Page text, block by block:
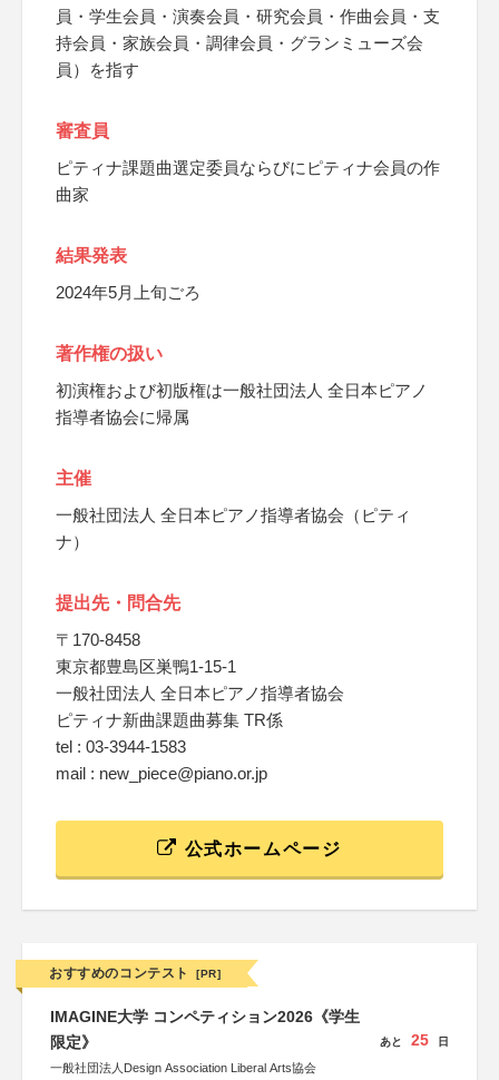
員・学生会員・演奏会員・研究会員・作曲会員・支
持会員・家族会員・調律会員・グランミューズ会
員）を指す
審査員
ピティナ課題曲選定委員ならびにピティナ会員の作
曲家
結果発表
2024年5月上旬ごろ
著作権の扱い
初演権および初版権は一般社団法人 全日本ピアノ
指導者協会に帰属
主催
一般社団法人 全日本ピアノ指導者協会（ピティ
ナ）
提出先・問合先
〒170-8458
東京都豊島区巣鴨1-15-1
一般社団法人 全日本ピアノ指導者協会
ピティナ新曲課題曲募集 TR係
tel : 03-3944-1583
mail : new_piece@piano.or.jp
公式ホームページ
おすすめのコンテスト [PR]
IMAGINE大学 コンペティション2026《学生
限定》
一般社団法人Design Association Liberal Arts協会
あと 25 日